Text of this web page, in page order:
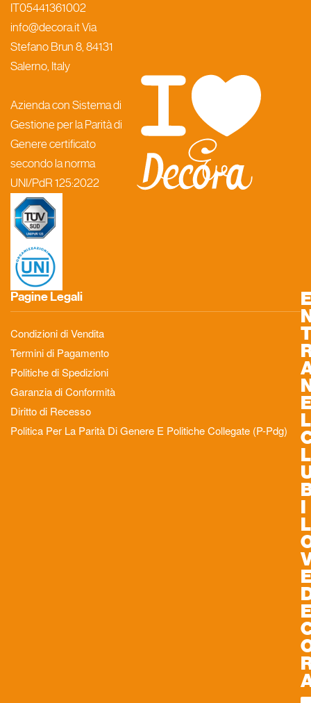
IT05441361002
info@decora.it Via
Stefano Brun 8, 84131
Salerno, Italy
Azienda con Sistema di
Gestione per la Parità di
Genere certificato
secondo la norma
UNI/PdR 125:2022
Pagine Legali
Condizioni di Vendita
Termini di Pagamento
Politiche di Spedizioni
Garanzia di Conformità
Diritto di Recesso
Politica Per La Parità Di Genere E Politiche Collegate (P-Pdg)
L
L
I
L